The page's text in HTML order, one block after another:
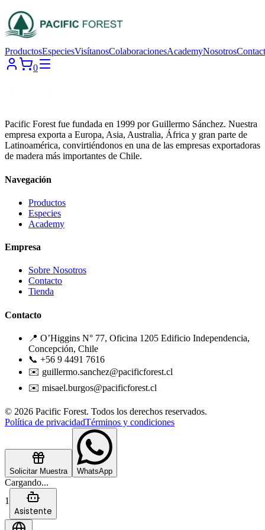
ProductosEspeciesVisítanosColaboracionesAcademyNosotros
0
Pacific Forest fue fundada en 1999 por Guillermo Sánchez. Nuestra
empresa exporta a Europa, Asia, Australia, África y gran parte de
Latinoamérica, convirtiéndonos en una de las empresas exportadoras
de madera más importantes de Chile.
Navegación
Productos
Especies
Academy
Empresa
Sobre Nosotros
Contacto
Tienda
Contacto
📍 O’Higgins N° 77, Oficina 1205 Edificio Independencia,
Concepción, Chile
📞 +56 9 4491 7616
✉️ guillermo.sanchez@pacificforest.cl
✉️ misael.burgos@pacificforest.cl
© 2026 Pacific Forest. Todos los derechos reservados.
Política de privacidadTérminos y condiciones
Solicitar Muestra WhatsApp
Cargando...
1
Asistente